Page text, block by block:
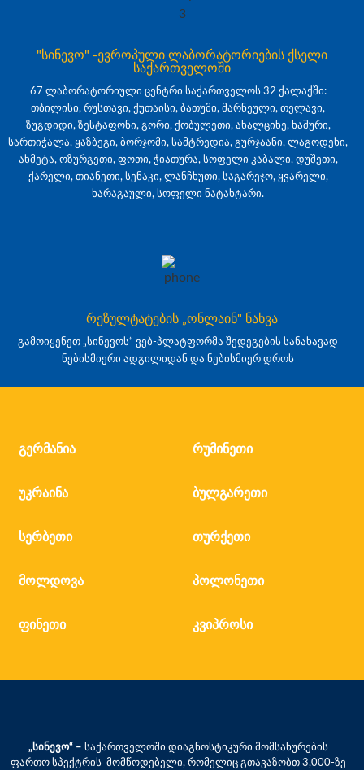
"სინევო" -ევროპული ლაბორატორიების ქსელი
საქართველოში
67 ლაბორატორიული ცენტრი საქართველოს 32 ქალაქში:
თბილისი, რუსთავი, ქუთაისი, ბათუმი, მარნეული, თელავი,
ზუგდიდი, ზესტაფონი, გორი, ქობულეთი, ახალციხე, ხაშური,
სართიჭალა, ყაზბეგი, ბორჯომი, სამტრედია, გურჯაანი, ლაგოდეხი,
ახმეტა, ოზურგეთი, ფოთი, ჭიათურა, სოფელი კაბალი, დუშეთი,
ქარელი, თიანეთი, სენაკი, ლანჩხუთი, საგარეჯო, ყვარელი,
ხარაგაული, სოფელი ნატახტარი.
რეზულტატების „ონლაინ" ნახვა
გამოიყენეთ „სინევოს“ ვებ-პლატფორმა შედეგების სანახავად
ნებისმიერი ადგილიდან და ნებისმიერ დროს
გერმანია რუმინეთი
უკრაინა ბულგარეთი
სერბეთი თურქეთი
მოლდოვა პოლონეთი
ფინეთი კვიპროსი
„სინევო“ – საქართველოში დიაგნოსტიკური მომსახურების
ფართო სპექტრის მომწოდებელი, რომელიც გთავაზობთ 3,000-ზე